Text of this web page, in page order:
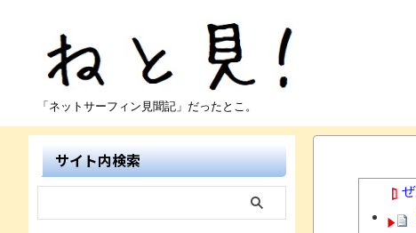
「ネットサーフィン見聞記」だったとこ。
サイト内検索